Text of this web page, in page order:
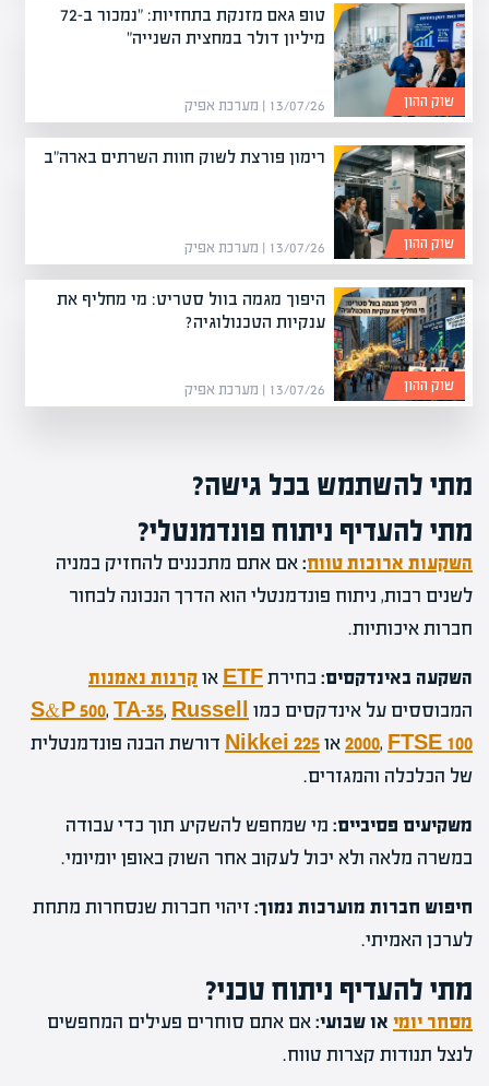
טופ גאם מזנקת בתחזיות: "נמכור ב-72
מיליון דולר במחצית השנייה"
13/07/26 | מערכת אפיק שוק ההון
רימון פורצת לשוק חוות השרתים בארה"ב
13/07/26 | מערכת אפיק שוק ההון
היפוך מגמה בוול סטריט: מי מחליף את
ענקיות הטכנולוגיה?
13/07/26 | מערכת אפיק שוק ההון
מתי להשתמש בכל גישה?
מתי להעדיף ניתוח פונדמנטלי?
השקעות ארוכות טווח:אם אתם מתכננים להחזיק במניה
לשנים רבות, ניתוח פונדמנטלי הוא הדרך הנכונה לבחור
חברות איכותיות.
השקעה באינדקסים: בחירתETF אוקרנות נאמנות
המבוססים על אינדקסים כמו
S&P 500, TA-35, Russell
2000, FTSE 100 אוNikkei 225 דורשת הבנה פונדמנטלית
של הכלכלה והמגזרים.
משקיעים פסיביים: מי שמחפש להשקיע תוך כדי עבודה
במשרה מלאה ולא יכול לעקוב אחר השוק באופן יומיומי.
חיפוש חברות מוערכות נמוך: זיהוי חברות שנסחרות מתחת
לערכן האמיתי.
מתי להעדיף ניתוח טכני?
מסחר יומי או שבועי:אם אתם סוחרים פעילים המחפשים
לנצל תנודות קצרות טווח.